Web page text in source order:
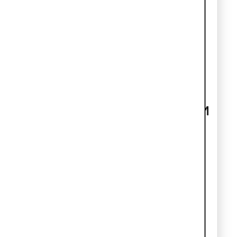
подбора или
номеров
запчастей,
с
чем оплачивать